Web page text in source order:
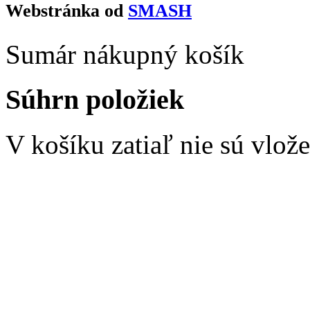
Webstránka od SMASH
Sumár nákupný košík
Súhrn položiek
V košíku zatiaľ nie sú